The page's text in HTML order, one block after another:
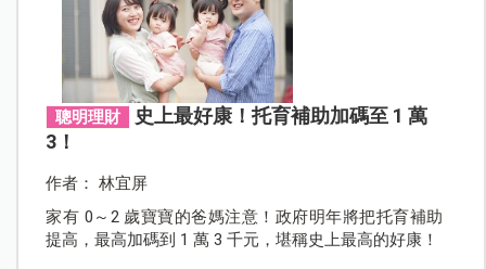
聰明理財
史上最好康！托育補助加碼至 1 萬
3！
作者： 林宜屏
家有 0～2 歲寶寶的爸媽注意！政府明年將把托育補助
提高，最高加碼到 1 萬 3 千元，堪稱史上最高的好康！